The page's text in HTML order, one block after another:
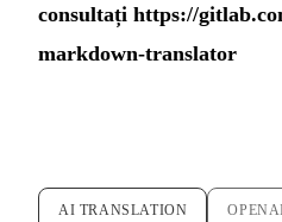
consultați https://
markdown-translator
AI TRANSLATION